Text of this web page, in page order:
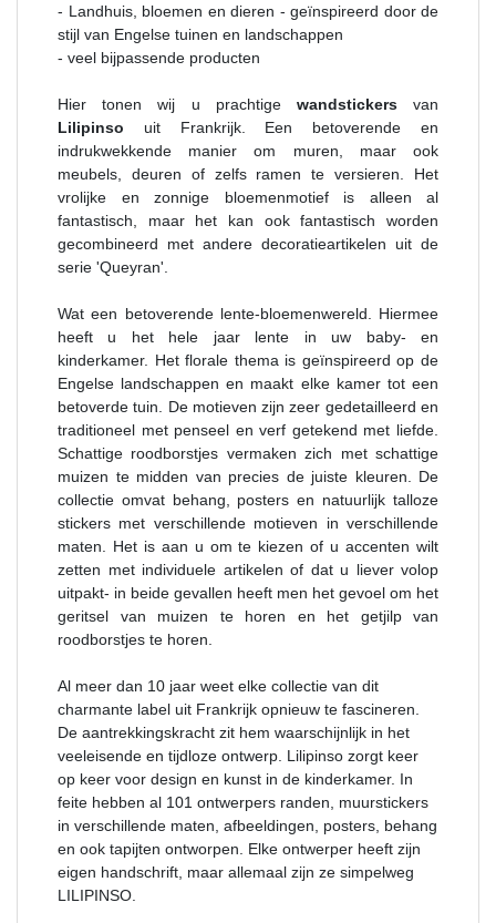
- Landhuis, bloemen en dieren - geïnspireerd door de
stijl van Engelse tuinen en landschappen
- veel bijpassende producten
Hier tonen wij u prachtige wandstickersvan
Lilipinso uit Frankrijk. Een betoverende en
indrukwekkende manier om muren, maar ook
meubels, deuren of zelfs ramen te versieren. Het
vrolijke en zonnige bloemenmotief is alleen al
fantastisch, maar het kan ook fantastisch worden
gecombineerd met andere decoratieartikelen uit de
serie 'Queyran'.
Wat een betoverende lente-bloemenwereld. Hiermee
heeft u het hele jaar lente in uw baby- en
kinderkamer. Het florale thema is geïnspireerd op de
Engelse landschappen en maakt elke kamer tot een
betoverde tuin. De motieven zijn zeer gedetailleerd en
traditioneel met penseel en verf getekend met liefde.
Schattige roodborstjes vermaken zich met schattige
muizen te midden van precies de juiste kleuren. De
collectie omvat behang, posters en natuurlijk talloze
stickers met verschillende motieven in verschillende
maten. Het is aan u om te kiezen of u accenten wilt
zetten met individuele artikelen of dat u liever volop
uitpakt- in beide gevallen heeft men het gevoel om het
geritsel van muizen te horen en het getjilp van
roodborstjes te horen.
Al meer dan 10 jaar weet elke collectie van dit
charmante label uit Frankrijk opnieuw te fascineren.
De aantrekkingskracht zit hem waarschijnlijk in het
veeleisende en tijdloze ontwerp. Lilipinso zorgt keer
op keer voor design en kunst in de kinderkamer. In
feite hebben al 101 ontwerpers randen, muurstickers
in verschillende maten, afbeeldingen, posters, behang
en ook tapijten ontworpen. Elke ontwerper heeft zijn
eigen handschrift, maar allemaal zijn ze simpelweg
LILIPINSO.